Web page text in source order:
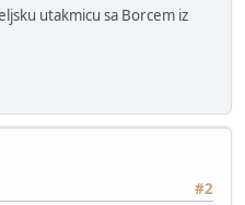
utakmicu sa Borcem iz
#2